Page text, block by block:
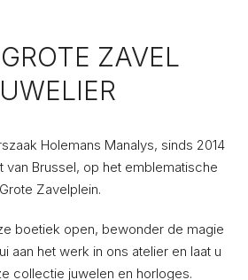
ZAVEL
Holemans Manalys, sinds 2014
van Brussel, op het emblematische
Grote Zavelplein.
boetiek open, bewonder de magie
aan het werk in ons atelier en laat u
collectie juwelen en horloges.